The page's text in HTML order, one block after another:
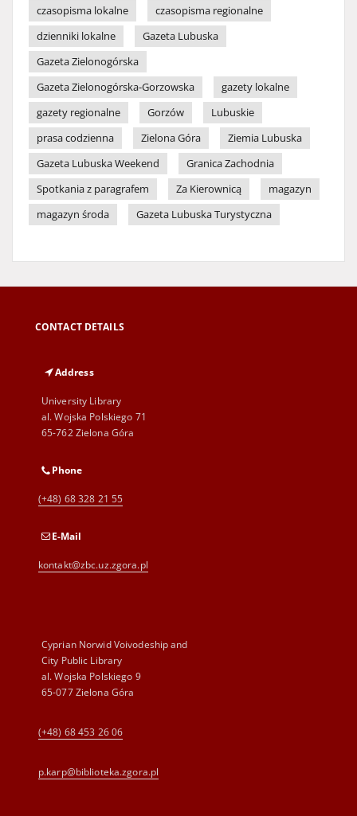
czasopisma lokalne
czasopisma regionalne
dzienniki lokalne
Gazeta Lubuska
Gazeta Zielonogórska
Gazeta Zielonogórska-Gorzowska
gazety lokalne
gazety regionalne
Gorzów
Lubuskie
prasa codzienna
Zielona Góra
Ziemia Lubuska
Gazeta Lubuska Weekend
Granica Zachodnia
Spotkania z paragrafem
Za Kierownicą
magazyn
magazyn środa
Gazeta Lubuska Turystyczna
CONTACT DETAILS
Address
University Library
al. Wojska Polskiego 71
65-762 Zielona Góra
Phone
(+48) 68 328 21 55
E-Mail
kontakt@zbc.uz.zgora.pl
Cyprian Norwid Voivodeship and
City Public Library
al. Wojska Polskiego 9
65-077 Zielona Góra
(+48) 68 453 26 06
p.karp@biblioteka.zgora.pl